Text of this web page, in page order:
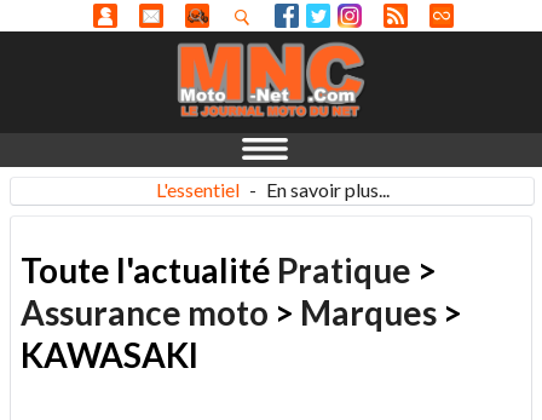
L'essentiel - En savoir plus...
Toute l'actualité Pratique >
Assurance moto > Marques >
KAWASAKI